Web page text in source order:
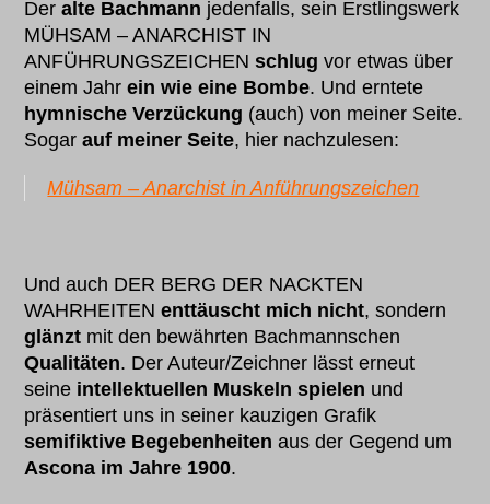
Deralte Bachmann jedenfalls, sein Erstlingswerk
MÜHSAM – ANARCHIST IN
ANFÜHRUNGSZEICHENschlug vor etwas über
einem Jahrein wie eine Bombe. Und erntete
hymnische Verzückung (auch) von meiner Seite.
Sogarauf meiner Seite, hier nachzulesen:
Mühsam – Anarchist in Anführungszeichen
Und auch DER BERG DER NACKTEN
WAHRHEITENenttäuscht mich nicht, sondern
glänzt mit den bewährten Bachmannschen
Qualitäten. Der Auteur/Zeichner lässt erneut
seine intellektuellen Muskeln spielen und
präsentiert uns in seiner kauzigen Grafik
semifiktive Begebenheitenaus der Gegend um
Ascona im Jahre 1900.